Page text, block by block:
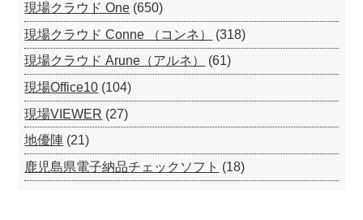
現場クラウド One (650)
現場クラウド Conne （コンネ）
(318)
現場クラウド Arune（アルネ）
(61)
現場Office10 (104)
現場VIEWER (27)
地優陣 (21)
鹿児島県電子納品チェックソフト (18)